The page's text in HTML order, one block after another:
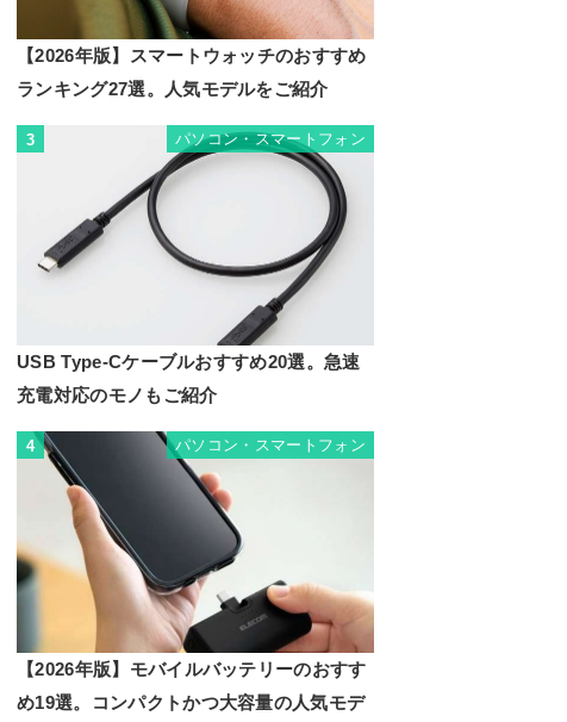
【2026年版】スマートウォッチのおすすめ
ランキング27選。人気モデルをご紹介
3 パソコン・スマートフォン
USB Type-Cケーブルおすすめ20選。急速
充電対応のモノもご紹介
4 パソコン・スマートフォン
【2026年版】モバイルバッテリーのおすす
め19選。コンパクトかつ大容量の人気モデ